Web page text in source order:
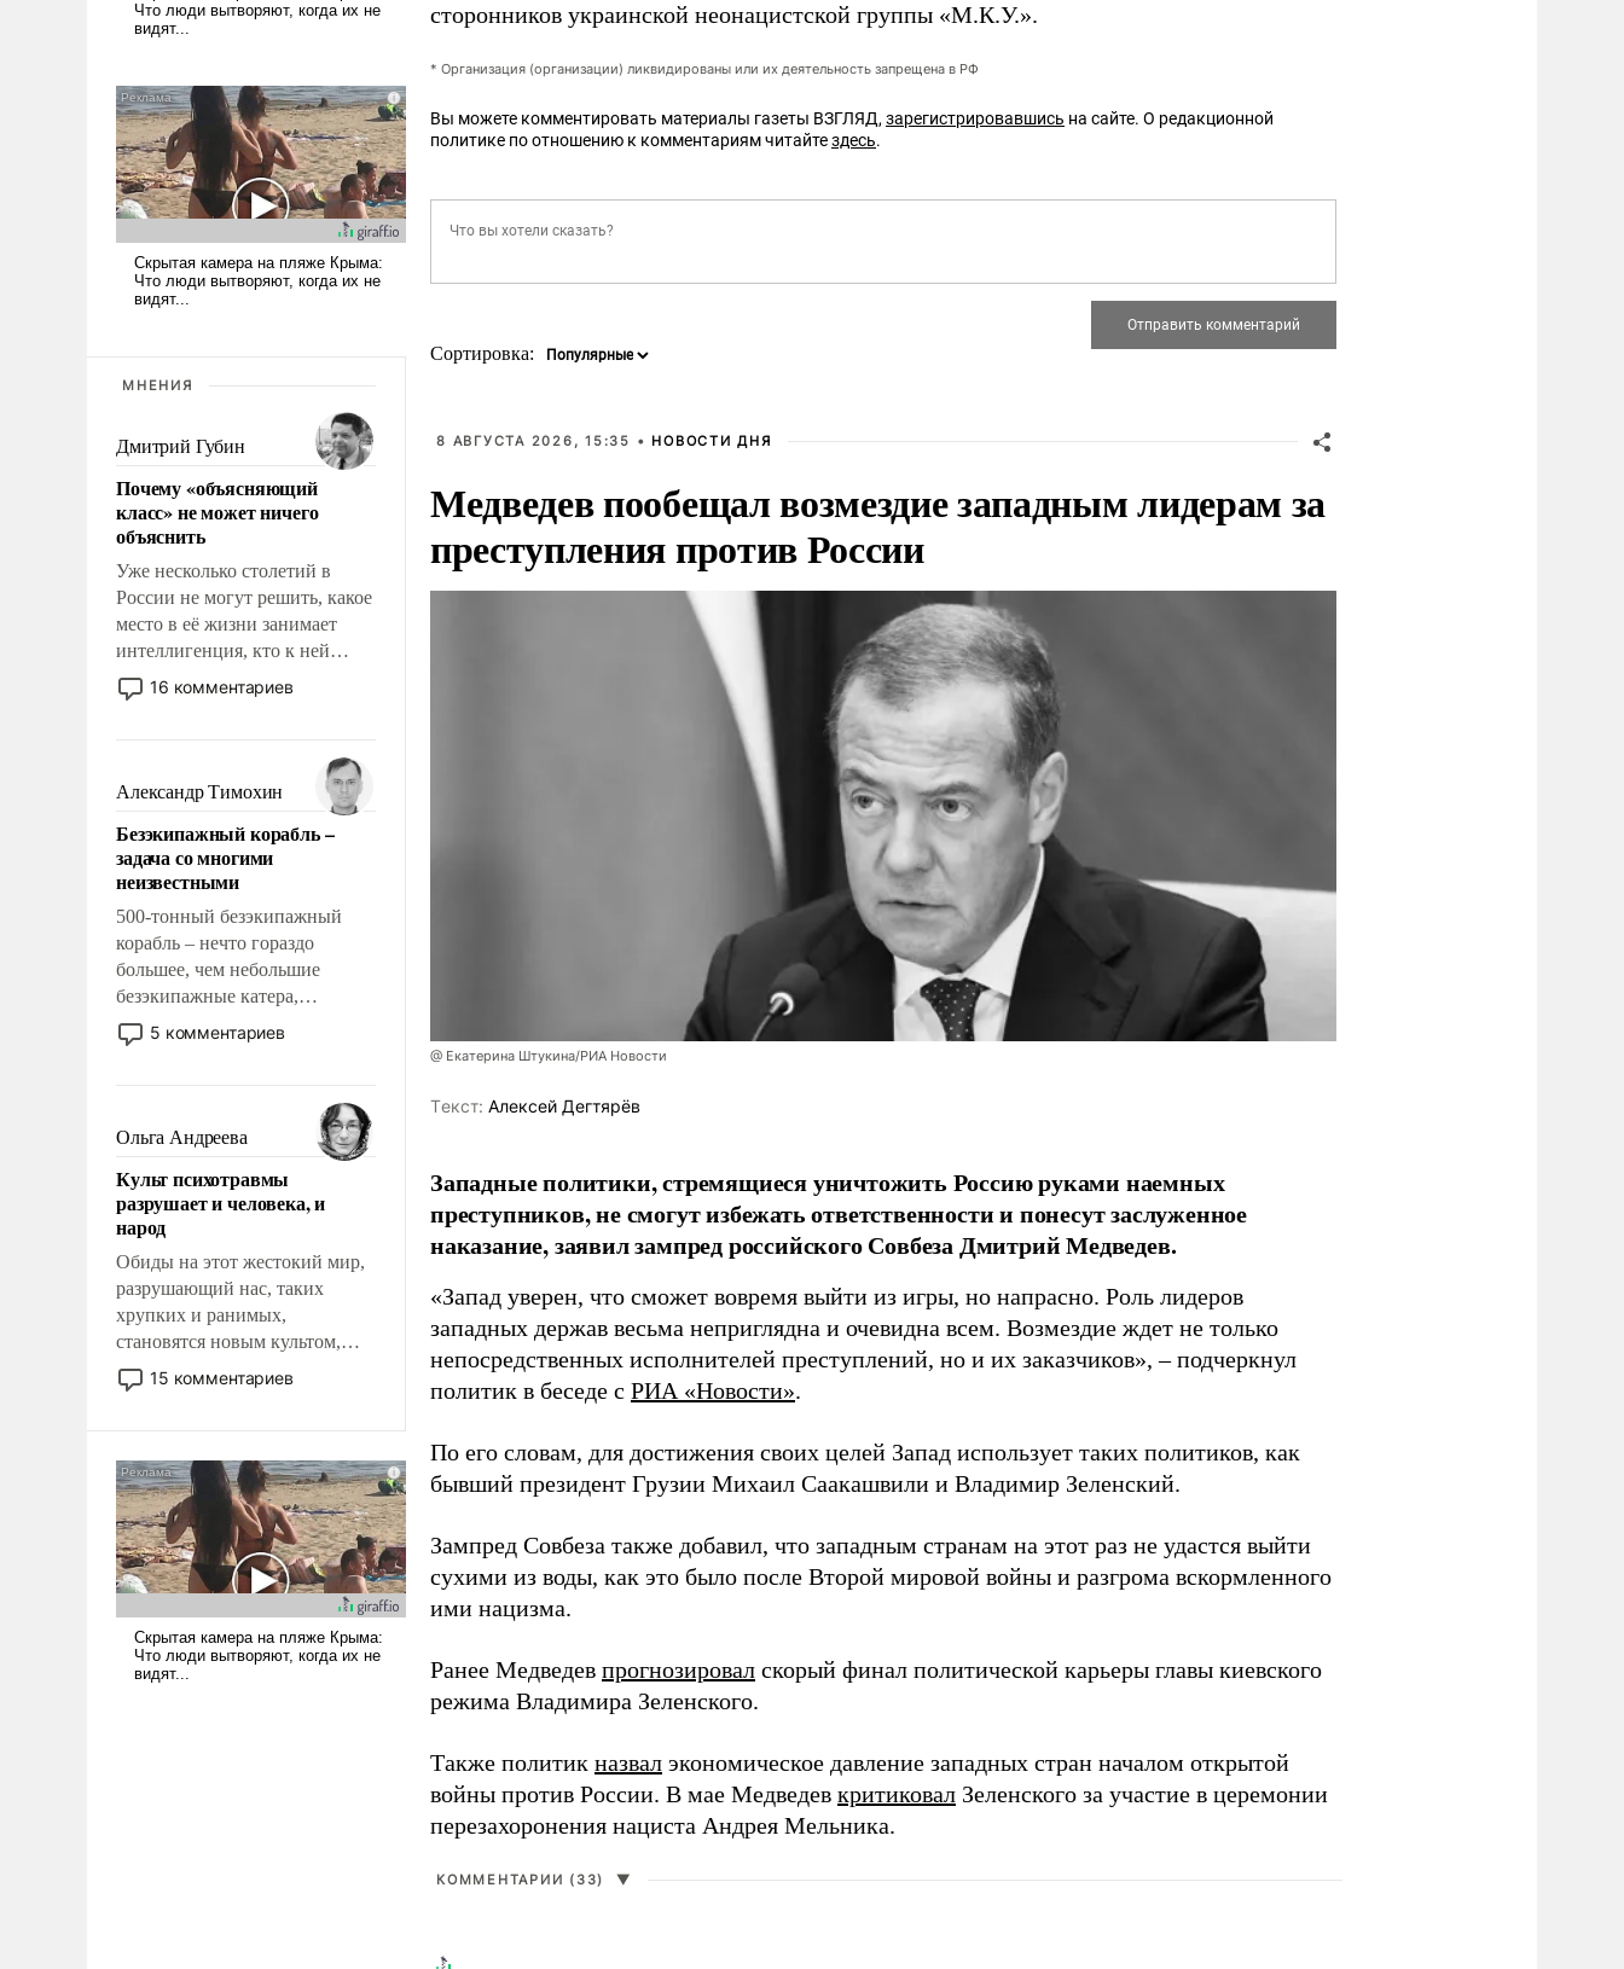
МНЕНИЯ
Дмитрий Губин
Почему «объясняющий
класс» не может ничего
объяснить
Уже несколько столетий в
России не могут решить, какое
место в её жизни занимает
интеллигенция, кто к ней
принадлежит, а кого из неё
исключили с правом
чем она отличается от просто
образованных людей. Иногда
казалось, что эти вопросы
решены раз и навсегда, но –
нет, не решены.
16 комментариев
Александр Тимохин
Безэкипажный корабль –
задача со многими
неизвестными
500-тонный безэкипажный
корабль – нечто гораздо
большее, чем небольшие
безэкипажные катера,
применение которых уже
стало обыденностью. Задача по
сложна и амбициозна. Однако
и ее реализация радикально
поднимет наши боевые
возможности.
5 комментариев
Ольга Андреева
Культ психотравмы
разрушает и человека, и
народ
Обиды на этот жестокий мир,
разрушающий нас, таких
хрупких и ранимых,
становятся новым культом,
постепенно вытесняя и
отменяя традиционное
ударами судьбы, брать на себя
ответственность, помогать
слабым, идти вперед и
адаптироваться.
15 комментариев
сторонников украинской неонацистской группы «М.К.У.».
* Организация (организации) ликвидированы или их деятельность запрещена в РФ
Вы можете комментировать материалы газеты ВЗГЛЯД,зарегистрировавшись на сайте. О редакционной
политике по отношению к комментариям читайтездесь.
Сортировка:
8 АВГУСТА 2026, 15:35 • НОВОСТИ ДНЯ
Медведев пообещал возмездие западным лидерам за
преступления против России
@ Екатерина Штукина/РИА Новости
Tекст: Алексей Дегтярёв
Западные политики, стремящиеся уничтожить Россию руками наемных
преступников, не смогут избежать ответственности и понесут заслуженное
наказание, заявил зампред российского Совбеза Дмитрий Медведев.
«Запад уверен, что сможет вовремя выйти из игры, но напрасно. Роль лидеров
западных держав весьма неприглядна и очевидна всем. Возмездие ждет не только
непосредственных исполнителей преступлений, но и их заказчиков», – подчеркнул
политик в беседе с РИА «Новости».
По его словам, для достижения своих целей Запад использует таких политиков, как
бывший президент Грузии Михаил Саакашвили и Владимир Зеленский.
Зампред Совбеза также добавил, что западным странам на этот раз не удастся выйти
сухими из воды, как это было после Второй мировой войны и разгрома вскормленного
ими нацизма.
Ранее Медведев прогнозировал скорый финал политической карьеры главы киевского
режима Владимира Зеленского.
Также политик назвал экономическое давление западных стран началом открытой
войны против России. В мае Медведев критиковал Зеленского за участие в церемонии
перезахоронения нациста Андрея Мельника.
КОММЕНТАРИИ (33) ▼